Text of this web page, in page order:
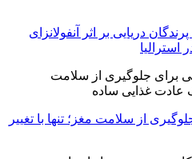
دریایی بر اثر آنفولانزای
از سلامت مغز؛ تنها با تغییر